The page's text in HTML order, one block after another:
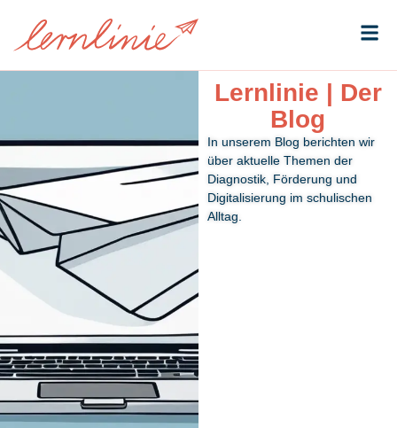
Lernlinie | Der
Blog
In unserem Blog berichten wir
über aktuelle Themen der
Diagnostik, Förderung und
Digitalisierung im schulischen
Alltag.